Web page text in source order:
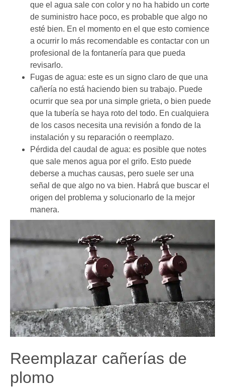
que el agua sale con color y no ha habido un corte
de suministro hace poco, es probable que algo no
esté bien. En el momento en el que esto comience
a ocurrir lo más recomendable es contactar con un
profesional de la fontanería para que pueda
revisarlo.
Fugas de agua: este es un signo claro de que una
cañería no está haciendo bien su trabajo. Puede
ocurrir que sea por una simple grieta, o bien puede
que la tubería se haya roto del todo. En cualquiera
de los casos necesita una revisión a fondo de la
instalación y su reparación o reemplazo.
Pérdida del caudal de agua: es posible que notes
que sale menos agua por el grifo. Esto puede
deberse a muchas causas, pero suele ser una
señal de que algo no va bien. Habrá que buscar el
origen del problema y solucionarlo de la mejor
manera.
Reemplazar cañerías de
plomo